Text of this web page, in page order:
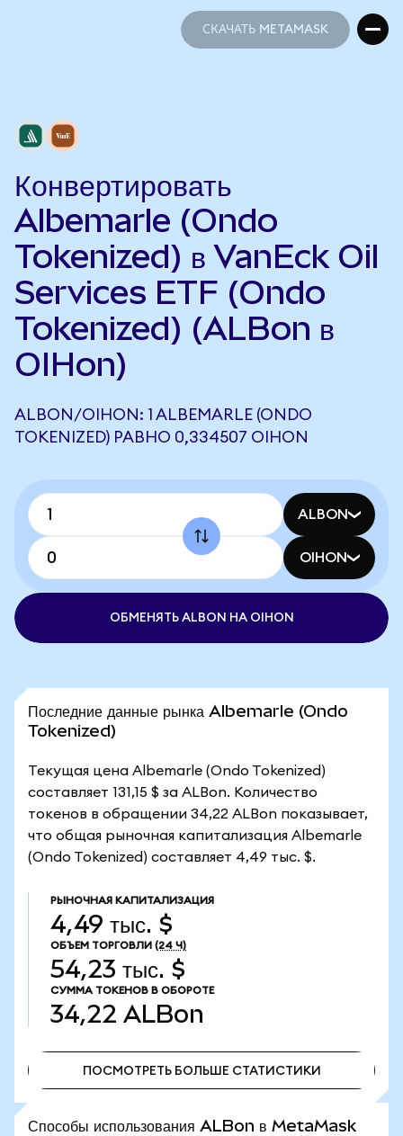
СКАЧАТЬ METAMASK
Конвертировать
Albemarle (Ondo
Tokenized) в VanEck Oil
Services ETF (Ondo
Tokenized) (ALBon в
OIHon)
ALBON/OIHON: 1 ALBEMARLE (ONDO
TOKENIZED) РАВНО 0,334507 OIHON
ALBON
OIHON
ОБМЕНЯТЬ ALBON НА OIHON
Последние данные рынка Albemarle (Ondo
Tokenized)
Текущая цена Albemarle (Ondo Tokenized)
составляет 131,15 $ за ALBon. Количество
токенов в обращении 34,22 ALBon показывает,
что общая рыночная капитализация Albemarle
(Ondo Tokenized) составляет 4,49 тыс. $.
РЫНОЧНАЯ КАПИТАЛИЗАЦИЯ
4,49 тыс. $
ОБЪЕМ ТОРГОВЛИ (24 Ч)
54,23 тыс. $
СУММА ТОКЕНОВ В ОБОРОТЕ
34,22 ALBon
ПОСМОТРЕТЬ БОЛЬШЕ СТАТИСТИКИ
Способы использования ALBon в MetaMask